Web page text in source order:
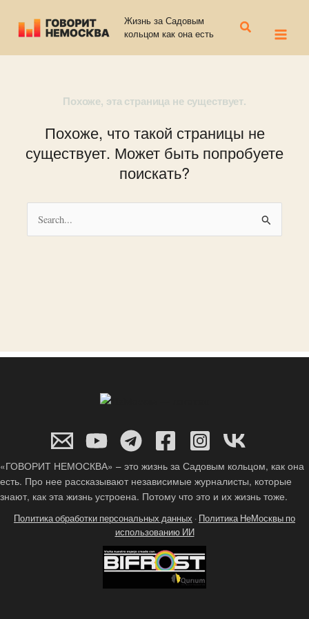
содержимому
Жизнь за Садовым
кольцом как она есть
Поиск
Похоже, эта страница не существует.
Похоже, что такой страницы не
существует. Может быть попробуете
поискать?
Поиск:
«ГОВОРИТ НЕМОСКВА» – это жизнь за Садовым кольцом, как она
есть. Про нее рассказывают независимые журналисты, которые
знают, как эта жизнь устроена. Потому что это и их жизнь тоже.
Политика обработки персональных данных · Политика НеМосквы по
использованию ИИ